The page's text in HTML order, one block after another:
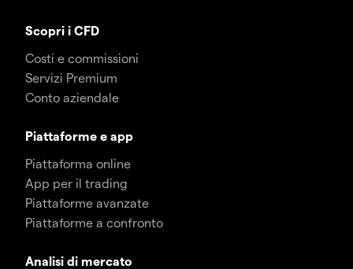
Scopri i CFD
Costi e commissioni
Servizi Premium
Conto aziendale
Piattaforme e app
Piattaforma online
App per il trading
Piattaforme avanzate
Piattaforme a confronto
Analisi di mercato